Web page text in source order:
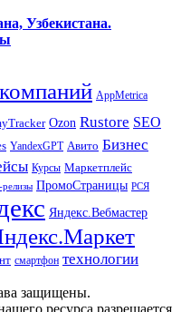
Узбекистана.
AppMetrica
Ozon Rustore SEO
YandexGPT Авито Бизнес
Курсы Маркетплейс
ПромоСтраницы РСЯ
Яндекс.Вебмастер
смартфон технологии
защищены.
ресурса разрешается